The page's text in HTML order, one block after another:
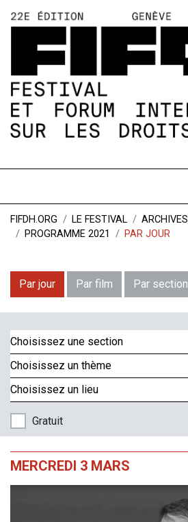
FIFDH.ORG LE FESTIVAL ARCHIVES
PROGRAMME 2021
PAR JOUR
Par jour Par film Par section
Choisissez une section
Choisissez un thème
Choisissez un lieu
Gratuit
MERCREDI 3 MARS